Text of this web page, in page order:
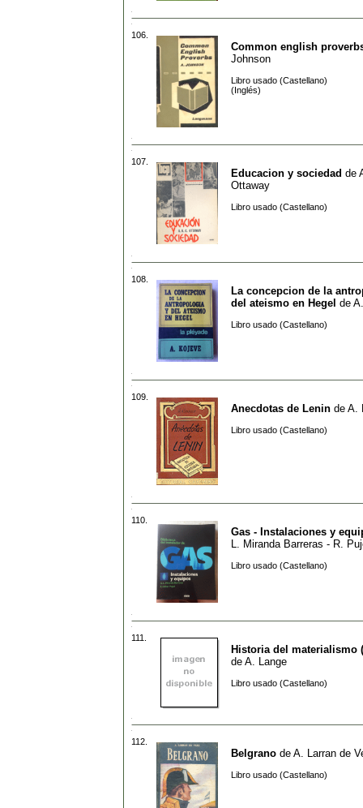
106.
Common english
Johnson
Libro usado (Castellano)
(Inglés)
107.
Educacion y sociedad de
Ottaway
Libro usado (Castellano)
108.
La concepcion de la
del ateismo en Hegel de
Libro usado (Castellano)
109.
Anecdotas de Lenin de A.
Libro usado (Castellano)
110.
Gas - Instalaciones y
L. Miranda Barreras - R.
Libro usado (Castellano)
111.
Historia del materialismo
de A. Lange
Libro usado (Castellano)
112.
Belgrano de A. Larran de
Libro usado (Castellano)